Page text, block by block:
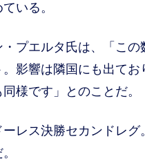
いる。
プエルタ氏は、「この
影響は隣国にも出て
様です」とのことだ。
レス決勝セカンドレグ